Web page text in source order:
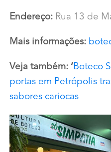
Endereço: Rua 13 de
Mais informações:
Veja também: ‘Boteco
portas em Petrópolis
sabores cariocas